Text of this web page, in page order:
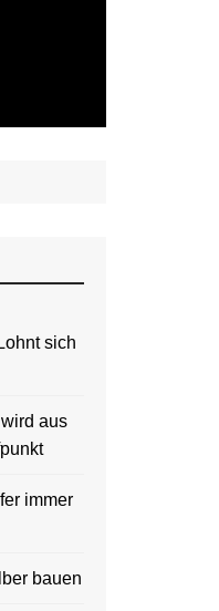
sich
aus
immer
bauen